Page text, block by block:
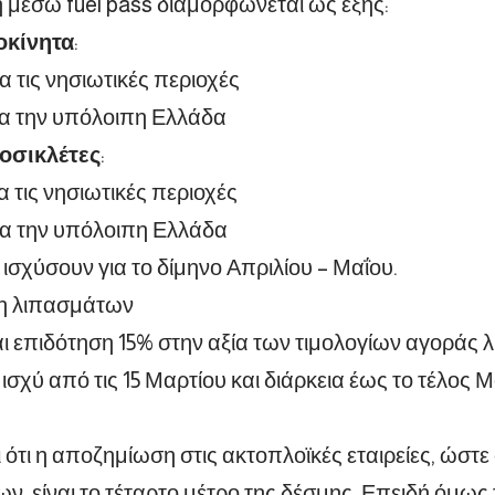
:
τις νησιωτικές περιοχές
την υπόλοιπη Ελλάδα
:
τις νησιωτικές περιοχές
την υπόλοιπη Ελλάδα
για το δίμηνο Απριλίου – Μαΐου.
λιπασμάτων
επιδότηση 15% στην αξία των τιμολογίων αγοράς
από τις 15 Μαρτίου και διάρκεια έως το τέλος
η αποζημίωση στις ακτοπλοϊκές εταιρείες,